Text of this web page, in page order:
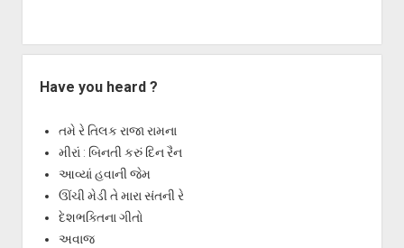
Have you heard ?
તમે રે તિલક રાજા રામના
મીરાં : બિનતી કરું દિન રૈન
આવ્યાં હવાની જેમ
ઊંચી મેડી તે મારા સંતની રે
દેશભક્તિના ગીતો
અવાજ